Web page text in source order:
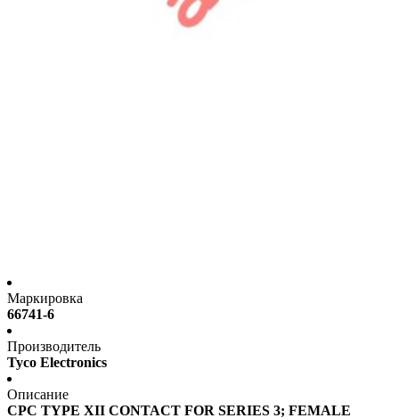
Маркировка
66741-6
Производитель
Tyco Electronics
Описание
CPC TYPE XII CONTACT FOR SERIES 3; FEMALE